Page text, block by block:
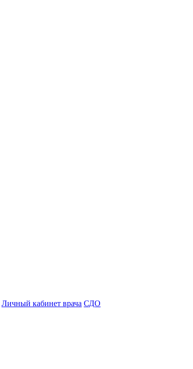
Личный кабинет врача СДО